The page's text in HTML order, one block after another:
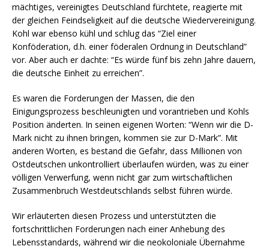
mächtiges, vereinigtes Deutschland fürchtete, reagierte mit
der gleichen Feindseligkeit auf die deutsche Wiedervereinigung.
Kohl war ebenso kühl und schlug das “Ziel einer
Konföderation, d.h. einer föderalen Ordnung in Deutschland”
vor. Aber auch er dachte: “Es würde fünf bis zehn Jahre dauern,
die deutsche Einheit zu erreichen”.
Es waren die Forderungen der Massen, die den
Einigungsprozess beschleunigten und vorantrieben und Kohls
Position änderten. In seinen eigenen Worten: “Wenn wir die D-
Mark nicht zu ihnen bringen, kommen sie zur D-Mark”. Mit
anderen Worten, es bestand die Gefahr, dass Millionen von
Ostdeutschen unkontrolliert überlaufen würden, was zu einer
völligen Verwerfung, wenn nicht gar zum wirtschaftlichen
Zusammenbruch Westdeutschlands selbst führen würde.
Wir erläuterten diesen Prozess und unterstützten die
fortschrittlichen Forderungen nach einer Anhebung des
Lebensstandards, während wir die neokoloniale Übernahme